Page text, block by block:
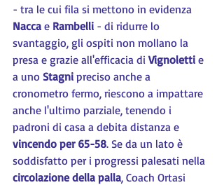
- tra le cui fila si mettono in evidenza
Nacca e Rambelli - di ridurre lo
svantaggio, gli ospiti non mollano la
presa e grazie all'efficacia di Vignoletti e
a uno Stagni preciso anche a
cronometro fermo, riescono a impattare
anche l'ultimo parziale, tenendo i
padroni di casa a debita distanza e
vincendo per 65-58. Se da un lato è
soddisfatto per i progressi palesati nella
circolazione della palla, Coach Ortasi